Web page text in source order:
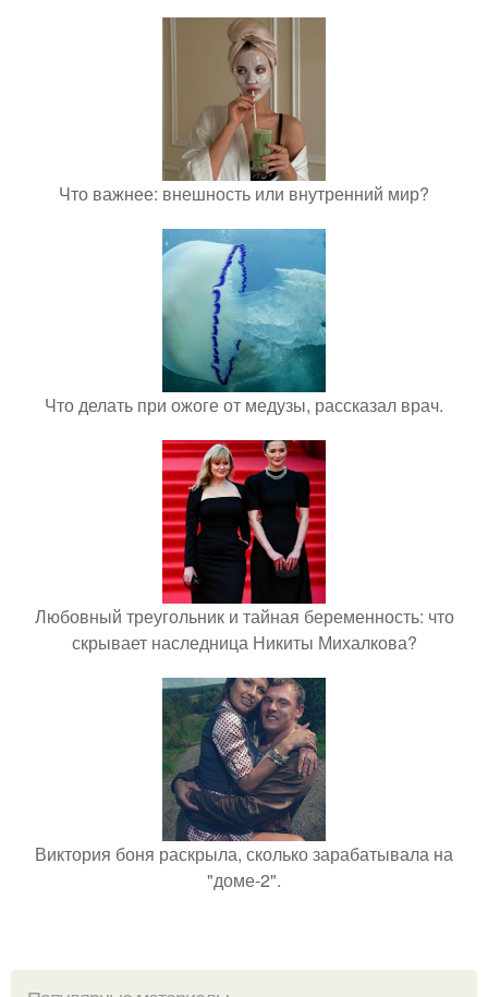
Что важнее: внешность или внутренний мир?
Что делать при ожоге от медузы, рассказал врач.
Любовный треугольник и тайная беременность: что
скрывает наследница Никиты Михалкова?
Виктория боня раскрыла, сколько зарабатывала на
"доме-2".